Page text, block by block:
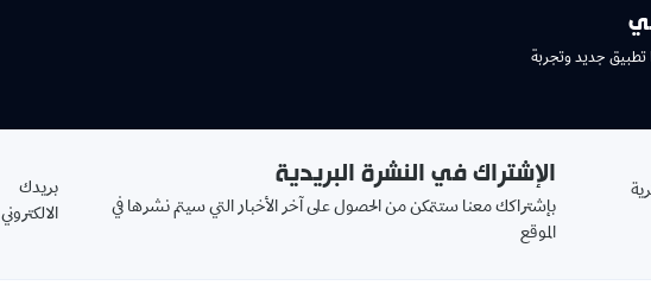
تطبيق جديد وتجربة
الإشتراك في النشرة البريدية
بإشتراكك معنا ستتمكن من الحصول على آخر الأخبار التي سيتم نشرها في
الموقع
بريدك
الالكتروني